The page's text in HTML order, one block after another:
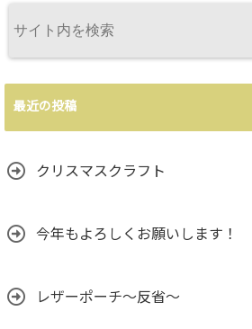
最近の投稿
クリスマスクラフト
今年もよろしくお願いします！
レザーポーチ～反省～